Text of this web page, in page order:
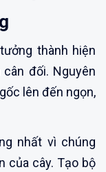
thành hiện
đối. Nguyên
lên đến ngọn,
nhất vì chúng
của cây. Tạo bộ